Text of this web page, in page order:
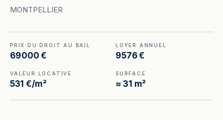
MONTPELLIER
PRIX DU DROIT AU BAIL
69 000 €
LOYER ANNUEL
9 576 €
VALEUR LOCATIVE
531 €/m²
SURFACE
≈ 31 m²